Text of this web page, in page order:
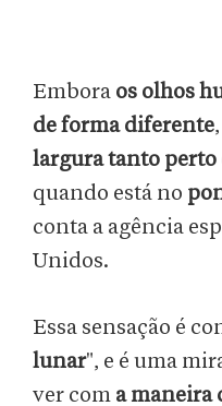
Embora os olhos
de forma diferente
largura tanto
quando está no
conta a agência
Unidos.
Essa sensação é
lunar", e é uma
ver com a maneira